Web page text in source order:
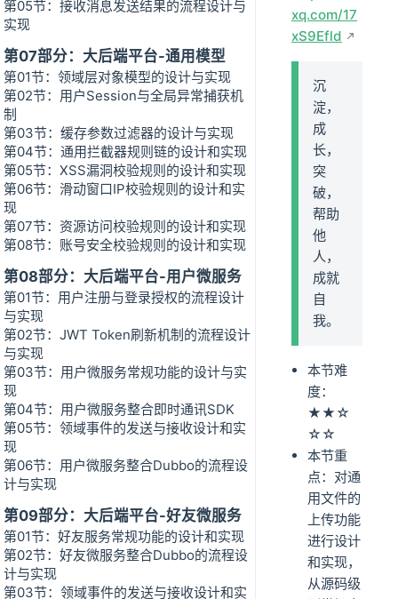
第05节：接收消息发送结果的流程设计与
实现
第07部分：大后端平台-通用模型
第01节：领域层对象模型的设计与实现
第02节：用户Session与全局异常捕获机
制
第03节：缓存参数过滤器的设计与实现
第04节：通用拦截器规则链的设计和实现
第05节：XSS漏洞校验规则的设计和实现
第06节：滑动窗口IP校验规则的设计和实
现
第07节：资源访问校验规则的设计和实现
第08节：账号安全校验规则的设计和实现
第08部分：大后端平台-用户微服务
第01节：用户注册与登录授权的流程设计
与实现
第02节：JWT Token刷新机制的流程设计
与实现
第03节：用户微服务常规功能的设计与实
现
第04节：用户微服务整合即时通讯SDK
第05节：领域事件的发送与接收设计和实
现
第06节：用户微服务整合Dubbo的流程设
计与实现
第09部分：大后端平台-好友微服务
第01节：好友服务常规功能的设计和实现
第02节：好友微服务整合Dubbo的流程设
计与实现
第03节：领域事件的发送与接收设计和实
xq.com/17
xS9Efld
沉
淀，
成
长，
突
破，
帮助
他
人，
成就
自
我。
本节难
度：
★★☆
☆☆
本节重
点：对通
用文件的
上传功能
进行设计
和实现，
从源码级